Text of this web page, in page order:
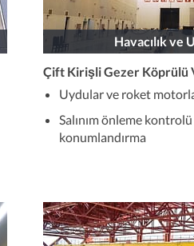
Havacılık ve
Çift Kirişli Gezer Köprülü
Uydular ve roket
Salınım önleme
konumlandırma